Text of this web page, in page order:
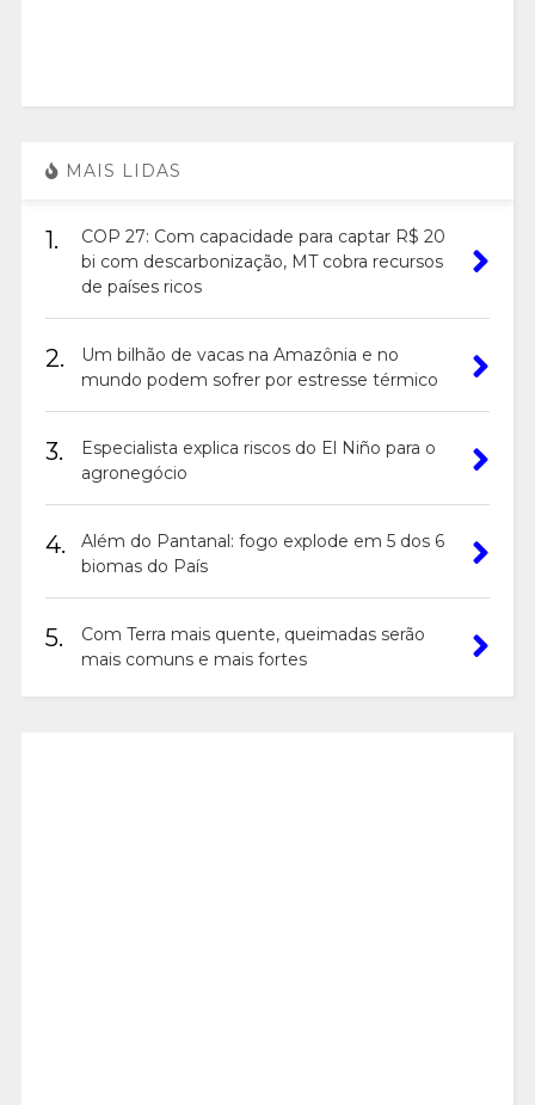
MAIS LIDAS
1.
COP 27: Com capacidade para captar R$ 20
bi com descarbonização, MT cobra recursos
de países ricos
2.
Um bilhão de vacas na Amazônia e no
mundo podem sofrer por estresse térmico
3.
Especialista explica riscos do El Niño para o
agronegócio
4.
Além do Pantanal: fogo explode em 5 dos 6
biomas do País
5.
Com Terra mais quente, queimadas serão
mais comuns e mais fortes